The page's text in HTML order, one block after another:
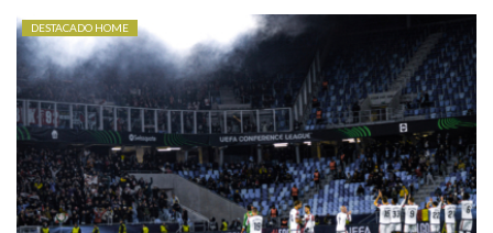
DESTACADO HOME